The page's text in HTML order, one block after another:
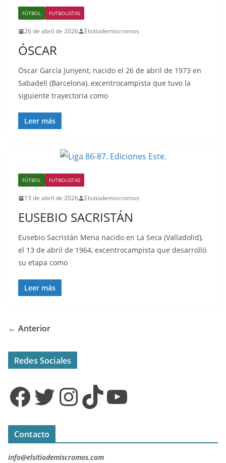
FÚTBOL FUTBOLISTAS
26 de abril de 2026 Elsitiodemiscromos
ÓSCAR
Óscar García Junyent, nacido el 26 de abril de 1973 en
Sabadell (Barcelona), excentrocampista que tuvo la
siguiente trayectoria como
Leer más
FÚTBOL FUTBOLISTAS
13 de abril de 2026 Elsitiodemiscromos
EUSEBIO SACRISTÁN
Eusebio Sacristán Mena nacido en La Seca (Valladolid),
el 13 de abril de 1964, excentrocampista que desarrolló
su etapa como
Leer más
← Anterior
Redes Sociales
Facebook Twitter InstagramTikTok YouTube
Contacto
info@elsitiodemiscromos.com